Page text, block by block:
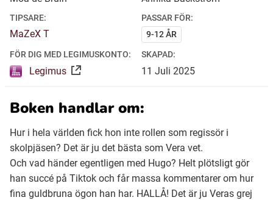
Lovari (Romska)
TIPSARE:
MaZeX T
PASSAR FÖR:
9-12 ÅR
FÖR DIG MED LEGIMUSKONTO:
Legimus
SKAPAD:
11 Juli 2025
Boken handlar om:
Hur i hela världen fick hon inte rollen som regissör i
skolpjäsen? Det är ju det bästa som Vera vet.
Och vad händer egentligen med Hugo? Helt plötsligt gör
han succé på Tiktok och får massa kommentarer om hur
fina guldbruna ögon han har. HALLÅ! Det är ju Veras grej